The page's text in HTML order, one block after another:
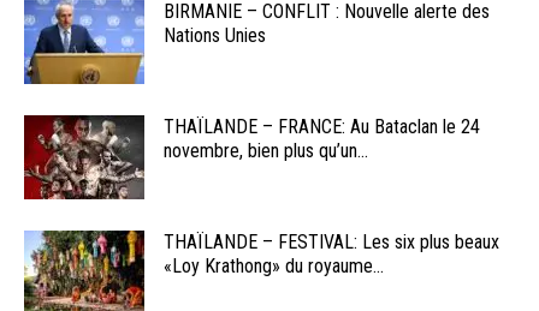
BIRMANIE – CONFLIT : Nouvelle alerte des
Nations Unies
THAÏLANDE – FRANCE: Au Bataclan le 24
novembre, bien plus qu’un...
THAÏLANDE – FESTIVAL: Les six plus beaux
«Loy Krathong» du royaume...